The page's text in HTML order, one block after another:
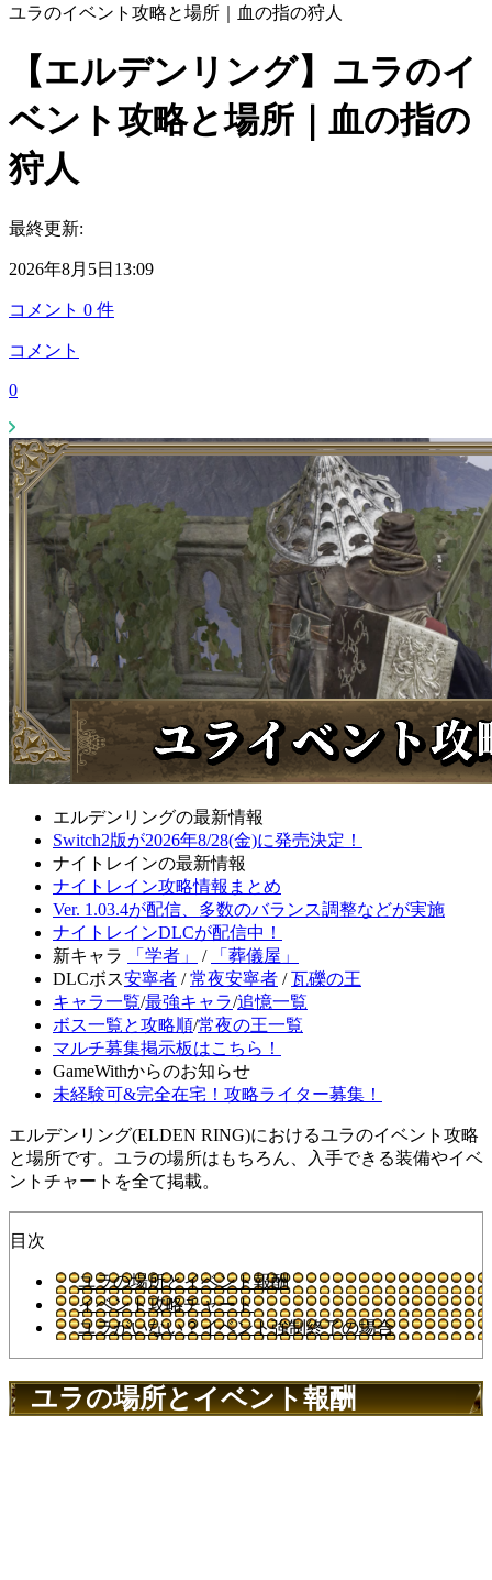
ユラのイベント攻略と場所｜血の指の狩人
【エルデンリング】ユラのイ
ベント攻略と場所｜血の指の
狩人
最終更新:
2026年8月5日13:09
コメント 0 件
コメント
0
エルデンリングの最新情報
Switch2版が2026年8/28(金)に発売決定！
ナイトレインの最新情報
ナイトレイン攻略情報まとめ
Ver. 1.03.4が配信、多数のバランス調整などが実施
ナイトレインDLCが配信中！
新キャラ
「学者」 /
「葬儀屋」
DLCボス安寧者 /常夜安寧者 /瓦礫の王
キャラ一覧/最強キャラ/追憶一覧
ボス一覧と攻略順/常夜の王一覧
マルチ募集掲示板はこちら！
GameWithからのお知らせ
未経験可&完全在宅！攻略ライター募集！
エルデンリング(ELDEN RING)におけるユラのイベント攻略
と場所です。ユラの場所はもちろん、入手できる装備やイベ
ントチャートを全て掲載。
目次
ユラの場所とイベント報酬
イベント攻略チャート
ユラがいない？イベント強制終了の場合
ユラの場所とイベント報酬